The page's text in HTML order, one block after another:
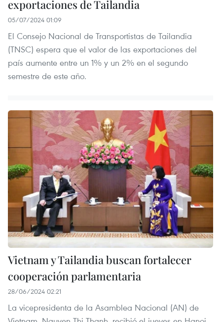
exportaciones de Tailandia
05/07/2024 01:09
El Consejo Nacional de Transportistas de Tailandia
(TNSC) espera que el valor de las exportaciones del
país aumente entre un 1% y un 2% en el segundo
semestre de este año.
Vietnam y Tailandia buscan fortalecer
cooperación parlamentaria
28/06/2024 02:21
La vicepresidenta de la Asamblea Nacional (AN) de